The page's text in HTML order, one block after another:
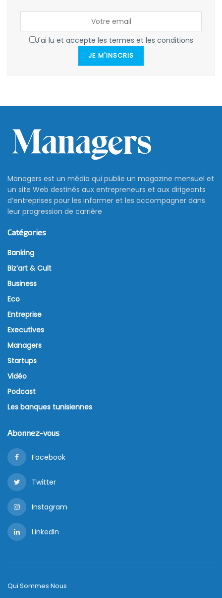
J'ai lu et accepte les termes et les conditions
JE M'INSCRIS
Managers est un média qui publie un magazine mensuel et
un site Web destinés aux entrepreneurs et aux dirigeants
d’entreprises pour les informer et les accompagner dans
leur progression de carrière
Catégories
Banking
Biz’art & Cult
Business
Eco
Entreprise
Executives
Managers
Startups
Vidéo
Podcast
Les banques tunisiennes
Abonnez-vous
Facebook
Twitter
Instagram
LinkedIn
Qui Sommes Nous